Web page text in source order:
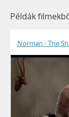
Példák
Norman - The